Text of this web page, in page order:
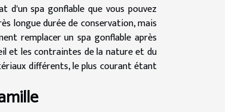
d'un spa gonflable que vous pouvez
longue durée de conservation, mais
remplacer un spa gonflable après
et les contraintes de la nature et du
différents, le plus courant étant